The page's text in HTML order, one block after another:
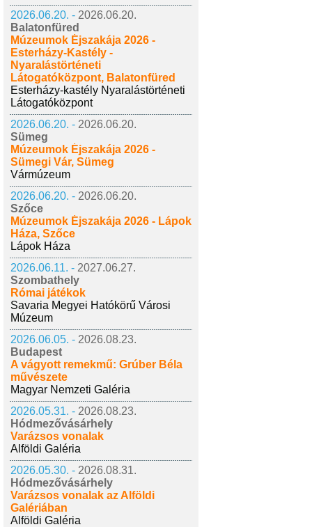
2026.06.20. - 2026.06.20.
Balatonfüred
Múzeumok Éjszakája 2026 -
Esterházy-Kastély -
Nyaralástörténeti
Látogatóközpont, Balatonfüred
Esterházy-kastély Nyaralástörténeti
Látogatóközpont
2026.06.20. - 2026.06.20.
Sümeg
Múzeumok Éjszakája 2026 -
Sümegi Vár, Sümeg
Vármúzeum
2026.06.20. - 2026.06.20.
Szőce
Múzeumok Éjszakája 2026 - Lápok
Háza, Szőce
Lápok Háza
2026.06.11. - 2027.06.27.
Szombathely
Római játékok
Savaria Megyei Hatókörű Városi
Múzeum
2026.06.05. - 2026.08.23.
Budapest
A vágyott remekmű: Grúber Béla
művészete
Magyar Nemzeti Galéria
2026.05.31. - 2026.08.23.
Hódmezővásárhely
Varázsos vonalak
Alföldi Galéria
2026.05.30. - 2026.08.31.
Hódmezővásárhely
Varázsos vonalak az Alföldi
Galériában
Alföldi Galéria